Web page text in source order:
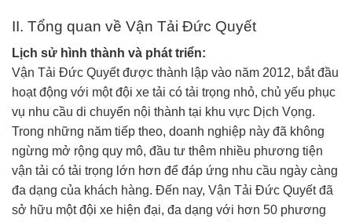
II. Tổng quan về Vận Tải Đức Quyết
Lịch sử hình thành và phát triển:
Vận Tải Đức Quyết được thành lập vào năm 2012, bắt đầu
hoạt động với một đội xe tải có tải trọng nhỏ, chủ yếu phục
vụ nhu cầu di chuyển nội thành tại khu vực Dịch Vọng.
Trong những năm tiếp theo, doanh nghiệp này đã không
ngừng mở rộng quy mô, đầu tư thêm nhiều phương tiện
vận tải có tải trọng lớn hơn để đáp ứng nhu cầu ngày càng
đa dạng của khách hàng. Đến nay, Vận Tải Đức Quyết đã
sở hữu một đội xe hiện đại, đa dạng với hơn 50 phương